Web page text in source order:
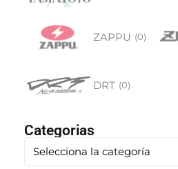
ZAPPU (0)
DRT (0)
Categorias
Selecciona la categoría